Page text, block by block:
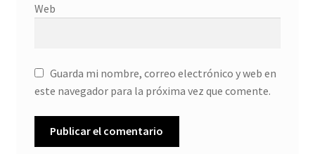
Web
Guarda mi nombre, correo electrónico y web en
este navegador para la próxima vez que comente.